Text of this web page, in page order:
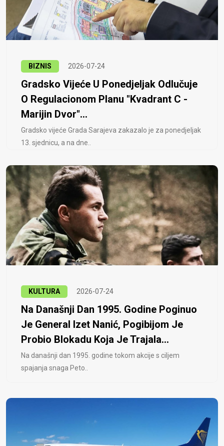
BIZNIS 2026-07-24
Gradsko Vijeće U Ponedjeljak Odlučuje
O Regulacionom Planu "Kvadrant C -
Marijin Dvor"...
Gradsko vijeće Grada Sarajeva zakazalo je za ponedjeljak
13. sjednicu, a na dne..
KULTURA 2026-07-24
Na Današnji Dan 1995. Godine Poginuo
Je General Izet Nanić, Pogibijom Je
Probio Blokadu Koja Je Trajala...
Na današnji dan 1995. godine tokom akcije s ciljem
spajanja snaga Peto..